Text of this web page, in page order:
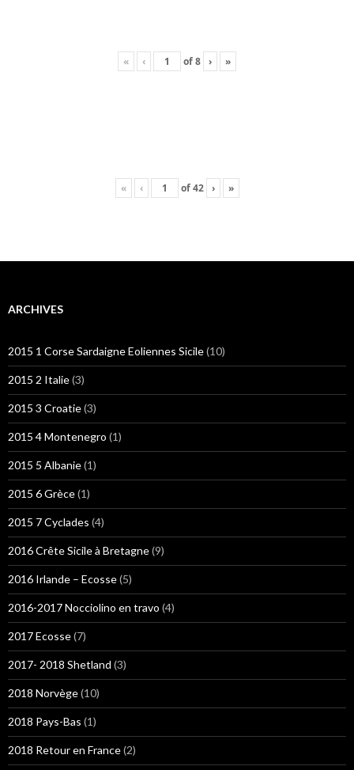
« ‹ of8 › »
« ‹ of42 › »
ARCHIVES
2015 1 Corse Sardaigne Eoliennes Sicile(10)
2015 2 Italie(3)
2015 3 Croatie(3)
2015 4 Montenegro (1)
2015 5 Albanie(1)
2015 6 Grèce(1)
2015 7 Cyclades (4)
2016 Crête Sicile à Bretagne(9)
2016 Irlande – Ecosse(5)
2016-2017 Nocciolino en travo (4)
2017 Ecosse(7)
2017- 2018 Shetland (3)
2018 Norvège(10)
2018 Pays-Bas (1)
2018 Retour en France(2)